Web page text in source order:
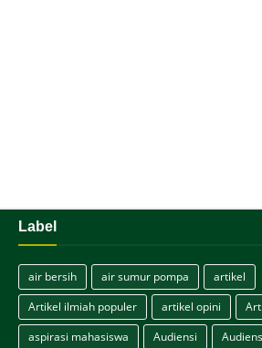
Label
air bersih air sumur pompa
artikel
Artikel ilmiah populer
artikel opini
aspirasi mahasiswa
Audiensi